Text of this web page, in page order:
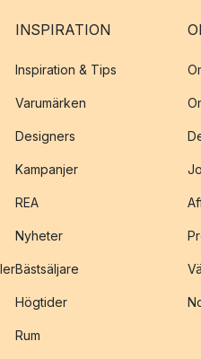
INSPIRATION
Inspiration & Tips
Varumärken
Designers
Kampanjer
REA
Nyheter
Bästsäljare
Högtider
Rum